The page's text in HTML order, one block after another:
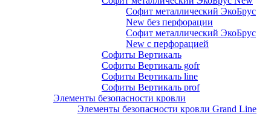
Софит металлический ЭкоБрус
New без перфорации
Софит металлический ЭкоБрус
New с перфорацией
Софиты Вертикаль
Софиты Вертикаль gofr
Софиты Вертикаль line
Софиты Вертикаль prof
Элементы безопасности кровли
Элементы безопасности кровли Grand Line